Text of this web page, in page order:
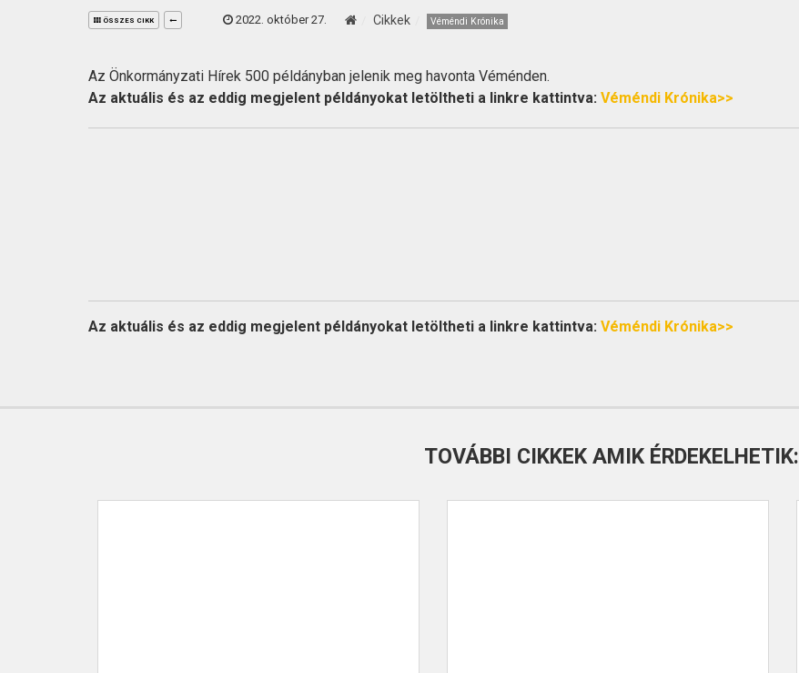
KINCSES BARANYA VÉMÉND
KAPCSOLAT
ÖSSZES CIKK 2022. október 27. Cikkek Véméndi Krónika
Az Önkormányzati Hírek 500 példányban jelenik meg havonta Véménden.
Az aktuális és az eddig megjelent példányokat letöltheti a linkre kattintva: Véméndi Krónika>>
Az aktuális és az eddig megjelent példányokat letöltheti a linkre kattintva: Véméndi Krónika>>
TOVÁBBI CIKKEK AMIK ÉRDEKELHETIK: